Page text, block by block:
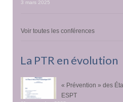
3 mars 2025
Voir toutes les conférences
La PTR en évolution
« Prévention » des
ESPT